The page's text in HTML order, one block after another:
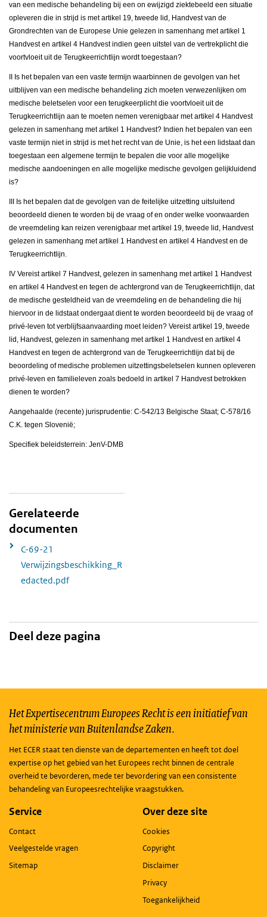
van een medische behandeling bij een on ewijzigd ziektebeeld een situatie
opleveren die in strijd is met artikel 19, tweede lid, Handvest van de
Grondrechten van de Europese Unie gelezen in samenhang met artikel 1
Handvest en artikel 4 Handvest indien geen uitstel van de vertrekplicht die
voortvloeit uit de Terugkeerrichtlijn wordt toegestaan?
II Is het bepalen van een vaste termijn waarbinnen de gevolgen van het
uitblijven van een medische behandeling zich moeten verwezenlijken om
medische beletselen voor een terugkeerplicht die voortvloeit uit de
Terugkeerrichtlijn aan te moeten nemen verenigbaar met artikel 4 Handvest
gelezen in samenhang met artikel 1 Handvest? Indien het bepalen van een
vaste termijn niet in strijd is met het recht van de Unie, is het een lidstaat dan
toegestaan een algemene termijn te bepalen die voor alle mogelijke
medische aandoeningen en alle mogelijke medische gevolgen gelijkluidend
is?
III Is het bepalen dat de gevolgen van de feitelijke uitzetting uitsluitend
beoordeeld dienen te worden bij de vraag of en onder welke voorwaarden
de vreemdeling kan reizen verenigbaar met artikel 19, tweede lid, Handvest
gelezen in samenhang met artikel 1 Handvest en artikel 4 Handvest en de
Terugkeerrichtlijn.
IV Vereist artikel 7 Handvest, gelezen in samenhang met artikel 1 Handvest
en artikel 4 Handvest en tegen de achtergrond van de Terugkeerrichtlijn, dat
de medische gesteldheid van de vreemdeling en de behandeling die hij
hiervoor in de lidstaat ondergaat dient te worden beoordeeld bij de vraag of
privé-leven tot verblijfsaanvaarding moet leiden? Vereist artikel 19, tweede
lid, Handvest, gelezen in samenhang met artikel 1 Handvest en artikel 4
Handvest en tegen de achtergrond van de Terugkeerrichtlijn dat bij de
beoordeling of medische problemen uitzettingsbeletselen kunnen opleveren
privé-leven en familieleven zoals bedoeld in artikel 7 Handvest betrokken
dienen te worden?
Aangehaalde (recente) jurisprudentie: C-542/13 Belgische Staat; C-578/16
C.K. tegen Slovenië;
Specifiek beleidsterrein: JenV-DMB
Gerelateerde
documenten
C-69-21
Verwijzingsbeschikking_R
edacted.pdf
Deel deze pagina
Het Expertisecentrum Europees Recht is een initiatief van
het ministerie van Buitenlandse Zaken.
Het ECER staat ten dienste van de departementen en heeft tot doel
expertise op het gebied van het Europees recht binnen de centrale
overheid te bevorderen, mede ter bevordering van een consistente
behandeling van Europeesrechtelijke vraagstukken.
Service
Contact
Veelgestelde vragen
Sitemap
Over deze site
Cookies
Copyright
Disclaimer
Privacy
Toegankelijkheid